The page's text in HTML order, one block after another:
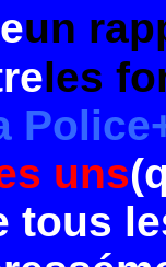
un
les
uns
tous